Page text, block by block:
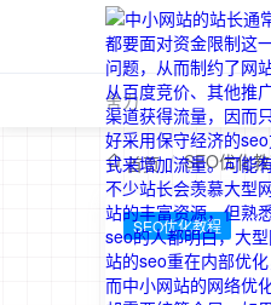
舍力
首页 / SEO优化
SEO优化教程